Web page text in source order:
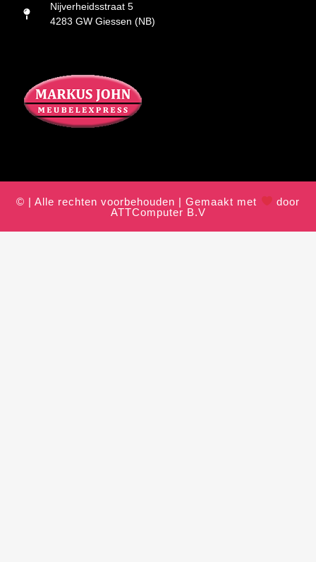
Nijverheidsstraat 5
4283 GW Giessen (NB)
© | Alle rechten voorbehouden | Gemaakt met
door
ATTComputer B.V